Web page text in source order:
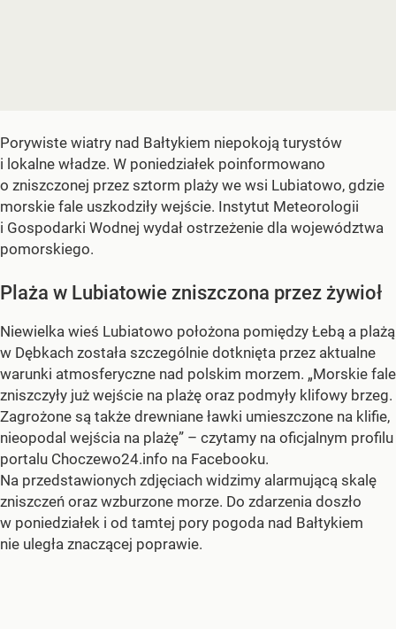
Porywiste wiatry nad Bałtykiem niepokoją turystów
i lokalne władze. W poniedziałek poinformowano
o zniszczonej przez sztorm plaży we wsi Lubiatowo, gdzie
morskie fale uszkodziły wejście. Instytut Meteorologii
i Gospodarki Wodnej wydał ostrzeżenie dla województwa
pomorskiego.
Plaża w Lubiatowie zniszczona przez żywioł
Niewielka wieś Lubiatowo położona pomiędzy Łebą a plażą
w Dębkach została szczególnie dotknięta przez aktualne
warunki atmosferyczne nad polskim morzem. „Morskie fale
zniszczyły już wejście na plażę oraz podmyły klifowy brzeg.
Zagrożone są także drewniane ławki umieszczone na klifie,
nieopodal wejścia na plażę” – czytamy na oficjalnym profilu
portalu Choczewo24.info na Facebooku.
Na przedstawionych zdjęciach widzimy alarmującą skalę
zniszczeń oraz wzburzone morze. Do zdarzenia doszło
w poniedziałek i od tamtej pory pogoda nad Bałtykiem
nie uległa znaczącej poprawie.